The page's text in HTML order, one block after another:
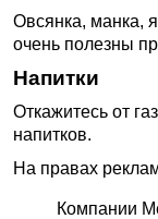
Овсянка, манка,
очень полезны
Напитки
Откажитесь от
напитков.
На правах
Компании